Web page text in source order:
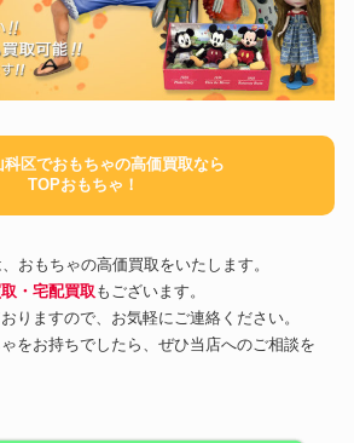
科区でおもちゃの高価買取なら
TOPおもちゃ！
おもちゃの高価買取をいたします。
・宅配買取 もございます。
りますので、お気軽にご連絡ください。
をお持ちでしたら、ぜひ当店へのご相談を